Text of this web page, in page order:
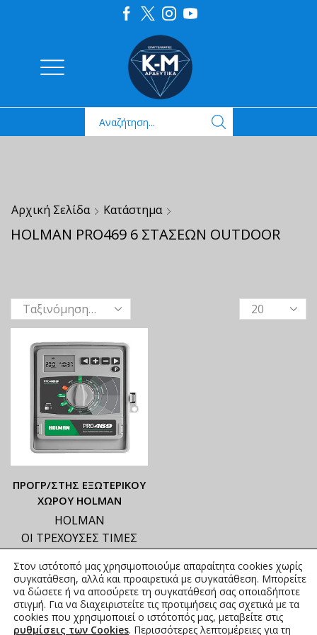
Αρχική Σελίδα Κατάστημα
HOLMAN PRO469 6 ΣΤΑΣΕΩΝ OUTDOOR
ΠΡΟΓΡ/ΣΤΗΣ ΕΞΩΤΕΡΙΚΟΥ
ΧΩΡΟΥ HOLMAN
HOLMAN
ΟΙ ΤΡΕΧΟΥΣΕΣ ΤΙΜΕΣ
ΑΝΗΡΤΗΜΕΝΟ PDF
210,80€– 483,60€ συμπ.
Φ.Π.Α.
Στον ιστότοπό μας χρησιμοποιούμε απαραίτητα cookies χωρίς
συγκατάθεση, αλλά και προαιρετικά με συγκατάθεση. Μπορείτε
να δώσετε ή να αποσύρετε τη συγκατάθεσή σας οποιαδήποτε
στιγμή. Για να διαχειριστείτε τις προτιμήσεις σας σχετικά με τα
cookies που χρησιμοποιεί ο ιστότοπός μας, μεταβείτε στις
ρυθμίσεις των Cookies. Περισσότερες λεπτομέρειες για τη